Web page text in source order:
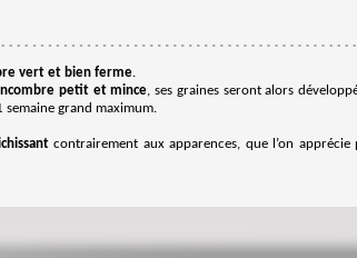
vert et bien ferme.
petit et mince, ses graines seront alors
semaine grand maximum.
contrairement aux apparences, que l’on